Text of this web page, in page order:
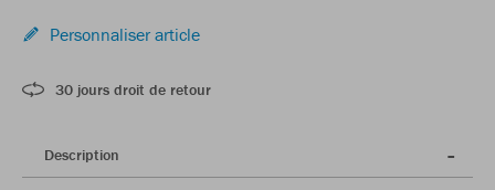
Personnaliser article
30 jours droit de retour
Description